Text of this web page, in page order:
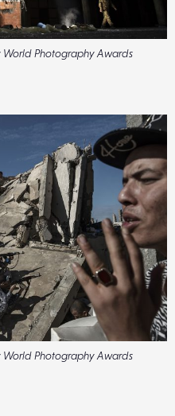
World Photography Awards
World Photography Awards